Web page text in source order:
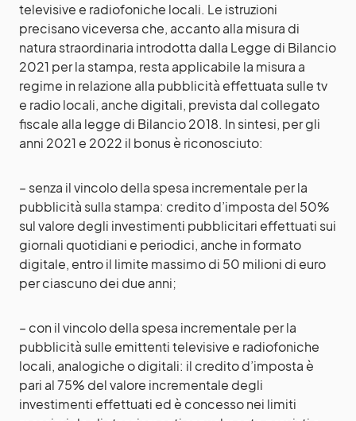
televisive e radiofoniche locali. Le istruzioni
precisano viceversa che, accanto alla misura di
natura straordinaria introdotta dalla Legge di Bilancio
2021 per la stampa, resta applicabile la misura a
regime in relazione alla pubblicità effettuata sulle tv
e radio locali, anche digitali, prevista dal collegato
fiscale alla legge di Bilancio 2018. In sintesi, per gli
anni 2021 e 2022 il bonus è riconosciuto:
– senza il vincolo della spesa incrementale per la
pubblicità sulla stampa: credito d’imposta del 50%
sul valore degli investimenti pubblicitari effettuati sui
giornali quotidiani e periodici, anche in formato
digitale, entro il limite massimo di 50 milioni di euro
per ciascuno dei due anni;
– con il vincolo della spesa incrementale per la
pubblicità sulle emittenti televisive e radiofoniche
locali, analogiche o digitali: il credito d’imposta è
pari al 75% del valore incrementale degli
investimenti effettuati ed è concesso nei limiti